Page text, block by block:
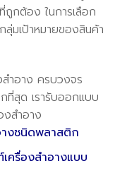
ถูกต้อง ในการเลือก
ลุ่มเป้าหมายของสินค้า
ำอาง ครบวงจร
ที่สุด เรารับออกแบบ
สำอาง
งชนิดพลาสติก
ครื่องสำอางแบบ